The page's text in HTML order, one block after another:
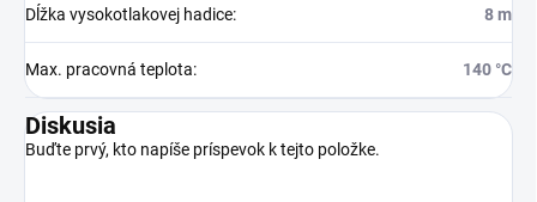
Dĺžka vysokotlakovej hadice: 8 m
Max. pracovná teplota: 140 °C
Diskusia
Buďte prvý, kto napíše príspevok k tejto položke.